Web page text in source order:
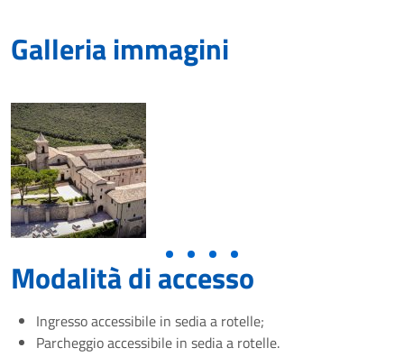
Galleria immagini
Modalità di accesso
Ingresso accessibile in sedia a rotelle;
Parcheggio accessibile in sedia a rotelle.